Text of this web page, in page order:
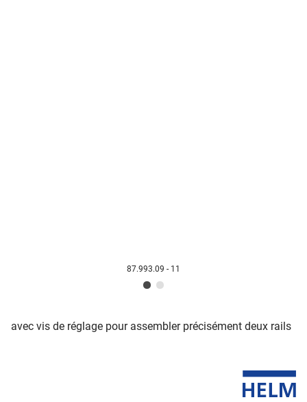
87.993.09 - 11
avec vis de réglage pour assembler précisément deux rails